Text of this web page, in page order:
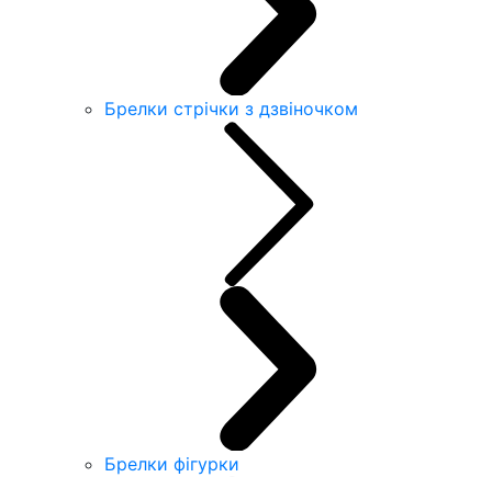
Брелки стрічки з дзвіночком
Брелки фігурки